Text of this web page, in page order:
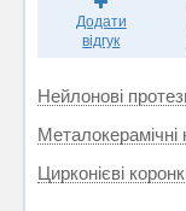
Додати
відгук
Нейлонові
Металокерамічні
Цирконієві